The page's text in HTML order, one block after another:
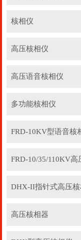
核相仪
高压核相仪
高压语音核相仪
多功能核相仪
FRD-10KV型语音核
DHX-II指针式高压核
高压核相器